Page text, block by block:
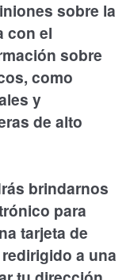
sobre la
con el
sobre
como
y
de alto
brindarnos
para
tarjeta de
a una